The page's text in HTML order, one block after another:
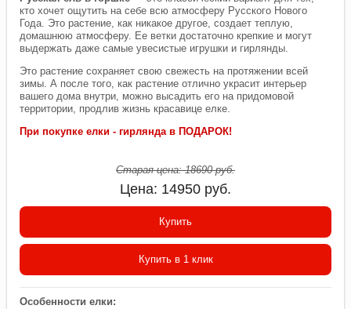
кто хочет ощутить на себе всю атмосферу Русского Нового
Года. Это растение, как никакое другое, создает теплую,
домашнюю атмосферу. Ее ветки достаточно крепкие и могут
выдержать даже самые увесистые игрушки и гирлянды.
Это растение сохраняет свою свежесть на протяжении всей
зимы. А после того, как растение отлично украсит интерьер
вашего дома внутри, можно высадить его на придомовой
территории, продлив жизнь красавице елке.
При покупке елки - гирлянда в ПОДАРОК!
Старая цена:18690руб.
Цена: 14950 руб.
Купить
Купить в 1 клик
Особенности елки: